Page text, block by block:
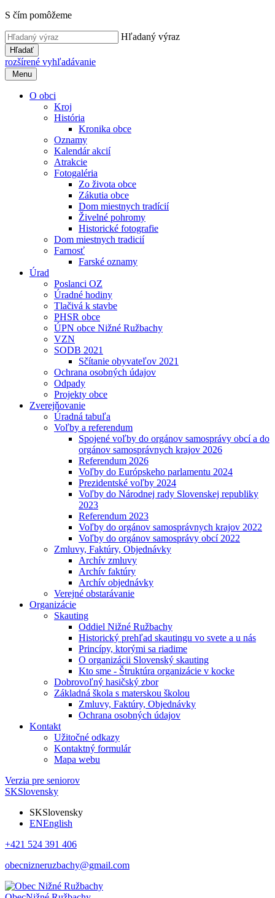
S čím pomôžeme
Hľadaný výraz
Hľadať
rozšírené vyhľadávanie
Menu
O obci
Kroj
História
Kronika obce
Oznamy
Kalendár akcií
Atrakcie
Fotogaléria
Zo života obce
Zákutia obce
Dom miestnych tradícií
Živelné pohromy
Historické fotografie
Dom miestnych tradicií
Farnosť
Farské oznamy
Úrad
Poslanci OZ
Úradné hodiny
Tlačivá k stavbe
PHSR obce
ÚPN obce Nižné Ružbachy
VZN
SODB 2021
Sčítanie obyvateľov 2021
Ochrana osobných údajov
Odpady
Projekty obce
Zverejňovanie
Úradná tabuľa
Voľby a referendum
Spojené voľby do orgánov samosprávy obcí a do
orgánov samosprávnych krajov 2026
Referendum 2026
Voľby do Európskeho parlamentu 2024
Prezidentské voľby 2024
Voľby do Národnej rady Slovenskej republiky
2023
Referendum 2023
Voľby do orgánov samosprávnych krajov 2022
Voľby do orgánov samosprávy obcí 2022
Zmluvy, Faktúry, Objednávky
Archív zmluvy
Archív faktúry
Archív objednávky
Verejné obstarávanie
Organizácie
Skauting
Oddiel Nižné Ružbachy
Historický prehľad skautingu vo svete a u nás
Princípy, ktorými sa riadime
O organizácii Slovenský skauting
Kto sme - Štruktúra organizácie v kocke
Dobrovoľný hasičský zbor
Základná škola s materskou školou
Zmluvy, Faktúry, Objednávky
Ochrana osobných údajov
Kontakt
Užitočné odkazy
Kontaktný formulár
Mapa webu
Verzia pre seniorov
SKSlovensky
SKSlovensky
ENEnglish
+421 524 391 406
obecnizneruzbachy@gmail.com